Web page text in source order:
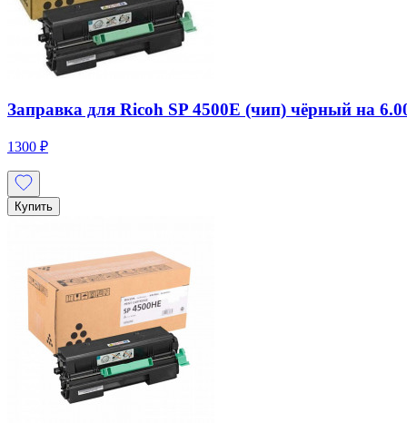
Заправка для Ricoh SP 4500E (чип) чёрный на
1300 ₽
Купить